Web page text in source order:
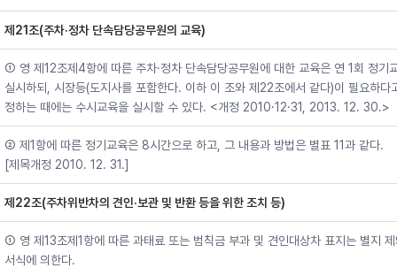
제21조(주차·정차 단속담당공무원의 교육)
① 영 제12조제4항에 따른 주차·정차 단속담당공무원에 대한 교육은 연 1회 정기
실시하되, 시장등(도지사를 포함한다. 이하 이 조와 제22조에서 같다)이 필요하다
정하는 때에는 수시교육을 실시할 수 있다. <개정 2010·12·31, 2013. 12. 30.>
② 제1항에 따른 정기교육은 8시간으로 하고, 그 내용과 방법은 별표 11과 같다.
[제목개정 2010. 12. 31.]
제22조(주차위반차의 견인·보관 및 반환 등을 위한 조치 등)
① 영 제13조제1항에 따른 과태료 또는 범칙금 부과 및 견인대상차 표지는 별지
서식에 의한다.